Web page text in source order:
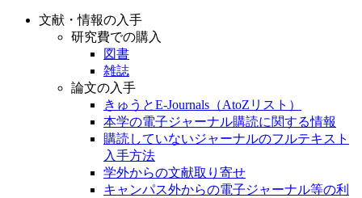
文献・情報の入手
研究費での購入
図書
雑誌
論文の入手
きゅうとE-Journals（AtoZリスト）
本学の電子ジャーナル購読に関する情報
購読していないジャーナルのフルテキスト
入手方法
学外からの文献取り寄せ
キャンパス外からの電子ジャーナル等の利